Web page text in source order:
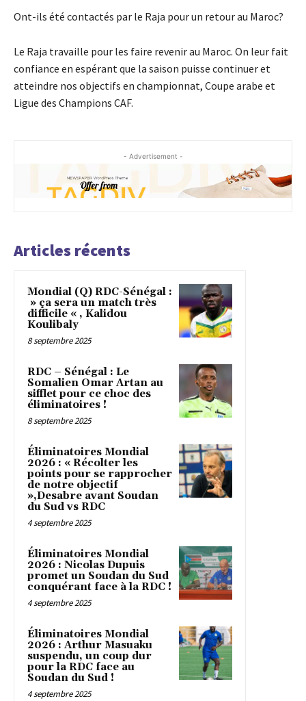
Ont-ils été contactés par le Raja pour un retour au Maroc?
Le Raja travaille pour les faire revenir au Maroc. On leur fait
confiance en espérant que la saison puisse continuer et
atteindre nos objectifs en championnat, Coupe arabe et
Ligue des Champions CAF.
- Advertisement -
Articles récents
Mondial (Q) RDC-Sénégal :
» ça sera un match très
difficile « , Kalidou
Koulibaly
8 septembre 2025
RDC – Sénégal : Le
Somalien Omar Artan au
sifflet pour ce choc des
éliminatoires !
8 septembre 2025
Éliminatoires Mondial
2026 : « Récolter les
points pour se rapprocher
de notre objectif
»,Desabre avant Soudan
du Sud vs RDC
4 septembre 2025
Éliminatoires Mondial
2026 : Nicolas Dupuis
promet un Soudan du Sud
conquérant face à la RDC !
4 septembre 2025
Éliminatoires Mondial
2026 : Arthur Masuaku
suspendu, un coup dur
pour la RDC face au
Soudan du Sud !
4 septembre 2025